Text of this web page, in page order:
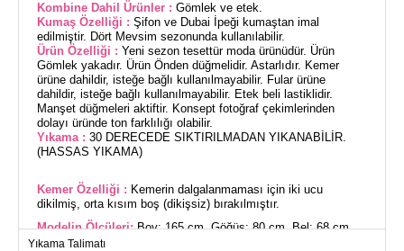
Kombine Dahil Ürünler : Gömlek ve etek.
Kumaş Özelliği : Şifon ve Dubai İpeği kumaştan imal
edilmiştir. Dört Mevsim sezonunda kullanılabilir.
Ürün Özelliği : Yeni sezon tesettür moda ürünüdür. Ürün
Gömlek yakadır. Ürün Önden düğmelidir. Astarlıdır. Kemer
ürüne dahildir, isteğe bağlı kullanılmayabilir. Fular ürüne
dahildir, isteğe bağlı kullanılmayabilir. Etek beli lastiklidir.
Manşet düğmeleri aktiftir. Konsept fotoğraf çekimlerinden
dolayı üründe ton farklılığı olabilir.
Yıkama : 30 DERECEDE SIKTIRILMADAN YIKANABİLİR.
(HASSAS YIKAMA)
Kemer Özelliği : Kemerin dalgalanmaması için iki ucu
dikilmiş, orta kısım boş (dikişsiz) bırakılmıştır.
Modelin Ölçüleri: Boy: 165 cm, Göğüs: 80 cm, Bel: 68 cm,
Basen: 96 cm, Kilo: 54 kg.
Yıkama Talimatı